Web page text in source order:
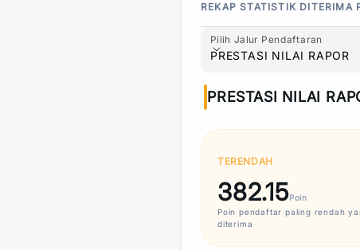
REKAP STATISTIK DITERIMA
Pilih Jalur Pendaftaran
Pilih Jalur Pendaftaran
PRESTASI NILAI RAPOR
PRESTASI NILAI
TERENDAH
382.15Poin
Poin pendaftar paling rendah
diterima